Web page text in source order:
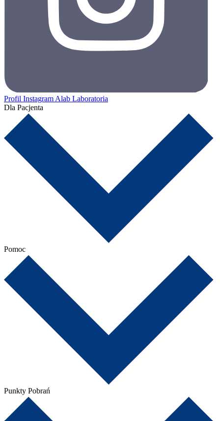
Profil Instagram Alab Laboratoria
Dla Pacjenta
Pomoc
Punkty Pobrań